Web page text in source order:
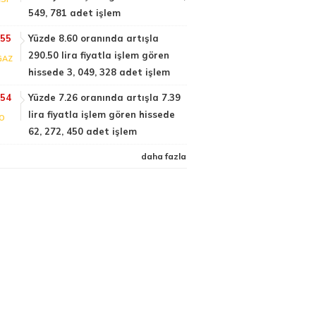
549, 781 adet işlem
Yüzde 8.60 oranında artışla
290.50 lira fiyatla işlem gören
hissede 3, 049, 328 adet işlem
Yüzde 7.26 oranında artışla 7.39
lira fiyatla işlem gören hissede
62, 272, 450 adet işlem
daha fazla